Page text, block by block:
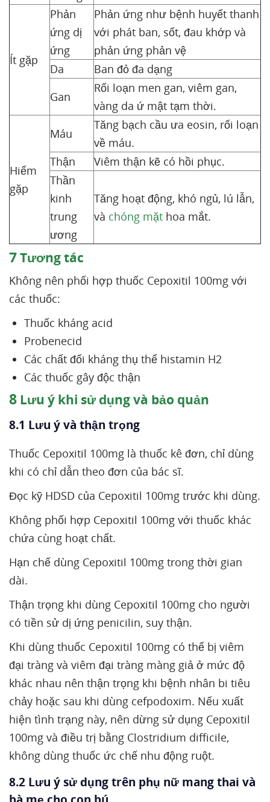
Ít gặp
Phản
ứng dị
ứng
Phản ứng như bệnh huyết thanh
với phát ban, sốt, đau khớp và
phản ứng phản vệ
Da
Ban đỏ đa dạng
Gan
Rối loạn men gan, viêm gan,
vàng da ứ mật tạm thời.
Hiểm
gặp
Máu
Tăng bạch cầu ưa eosin, rối loạn
về máu.
Thận
Viêm thận kẽ có hồi phục.
Thần
kinh
trung
ương
Tăng hoạt động, khó ngủ, lú lẫn,
và chóng mặt hoa mắt.
7Tương tác
Không nên phối hợp thuốc Cepoxitil 100mg với
các thuốc:
Thuốc kháng acid
Probenecid
Các chất đối kháng thụ thể histamin H2
Các thuốc gây độc thận
8 Lưu ý khi sử dụng và bảo quản
8.1 Lưu ý và thận trọng
Thuốc Cepoxitil 100mg là thuốc kê đơn, chỉ dùng
khi có chỉ dẫn theo đơn của bác sĩ.
Đọc kỹ HDSD của Cepoxitil 100mg trước khi dùng.
Không phối hợp Cepoxitil 100mg với thuốc khác
chứa cùng hoạt chất.
Hạn chế dùng Cepoxitil 100mg trong thời gian
dài.
Thận trọng khi dùng Cepoxitil 100mg cho người
có tiền sử dị ứng penicilin, suy thận.
Khi dùng thuốc Cepoxitil 100mg có thể bị viêm
đại tràng và viêm đại tràng màng giả ở mức độ
khác nhau nên thận trọng khi bệnh nhân bi tiêu
chảy hoặc sau khi dùng cefpodoxim. Nếu xuất
hiện tình trạng này, nên dừng sử dụng Cepoxitil
100mg và điều trị bằng Clostridium difficile,
không dùng thuốc ức chế nhu động ruột.
8.2 Lưu ý sử dụng trên phụ nữ mang thai và